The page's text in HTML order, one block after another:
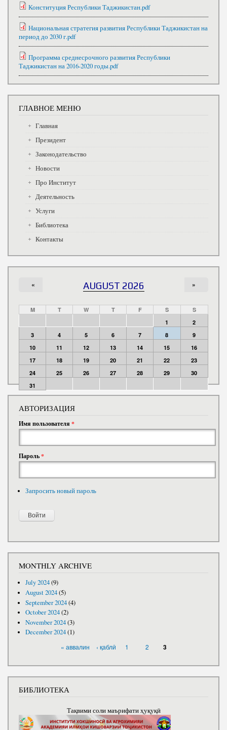
Конституция Республики Таджикистан.pdf
Национальная стратегия развития Республики Таджикистан на
период до 2030 г.pdf
Программа среднесрочного развития Республики
Таджикистан на 2016-2020 годы.pdf
ГЛАВНОЕ МЕНЮ
Главная
Президент
Законодательство
Новости
Про Институт
Деятельность
Услуги
Библиотека
Контакты
AUGUST 2026
« »
M T W T F S
S
1
2
3
4 5 6 7 8
9
10
11 12 13 14 15
16
17
18 19 20 21 22
23
24
25 26 27 28 29
30
31
АВТОРИЗАЦИЯ
Имя пользователя *
Пароль*
Запросить новый пароль
MONTHLY ARCHIVE
July 2024(9)
August 2024(5)
September 2024(4)
October 2024(2)
November 2024(3)
December 2024(1)
« аввалин ‹ қаблӣ 1 2 3
БИБЛИОТЕКА
Тақвими соли маърифати ҳуқуқӣ